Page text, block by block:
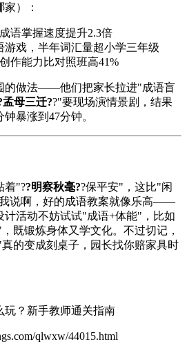
）：
语掌握速度提升2.3倍
游戏，半年词汇量超小学三年级
作能力比对照班高41%
的做法——他们把家长拉进"成语盲
孟母三迁??"要现场演情景剧，结果
暴涨到47分钟。
着"??明察秋毫??保平安"，这比"闲
说啊，好的成语教案就像乐高——
计活动不妨试试"成语+体能"，比如
，既锻炼身体又学文化。不过切记，
真的变成刻桌子，园长找你赔家具时
玩？新手教师通关指南
qlwxw/44015.html